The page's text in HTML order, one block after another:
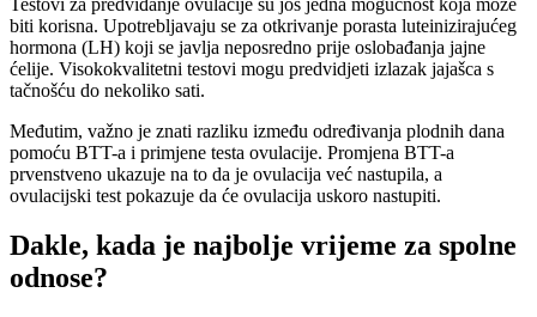
biti korisna. Upotrebljavaju se za otkrivanje porasta luteinizirajućeg
hormona (LH) koji se javlja neposredno prije oslobađanja jajne
ćelije. Visokokvalitetni testovi mogu predvidjeti izlazak jajašca s
tačnošću do nekoliko sati.
Međutim, važno je znati razliku između određivanja plodnih dana
pomoću BTT-a i primjene testa ovulacije. Promjena BTT-a
prvenstveno ukazuje na to da je ovulacija već nastupila, a
ovulacijski test pokazuje da će ovulacija uskoro nastupiti.
Dakle, kada je najbolje vrijeme za spolne
odnose?